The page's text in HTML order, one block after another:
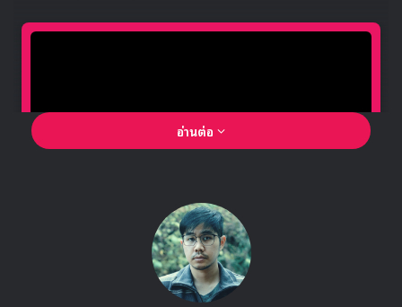
🎙GYUBIN ปลื้มเมืองไทยขนาดไหน? ถึงกลับมาถ่าย
MV เพลงใหม่ LIKE U 100 ที่กรุงเทพ
อ่านต่อ